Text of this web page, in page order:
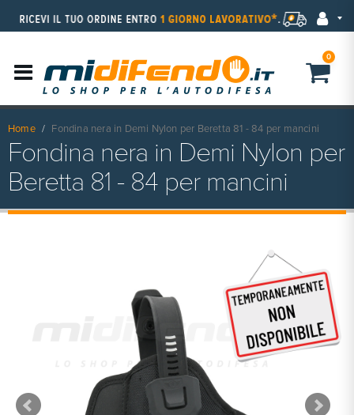
0
Home Fondina nera in Demi Nylon per Beretta 81 - 84 per mancini
Fondina nera in Demi Nylon per
Beretta 81 - 84 per mancini